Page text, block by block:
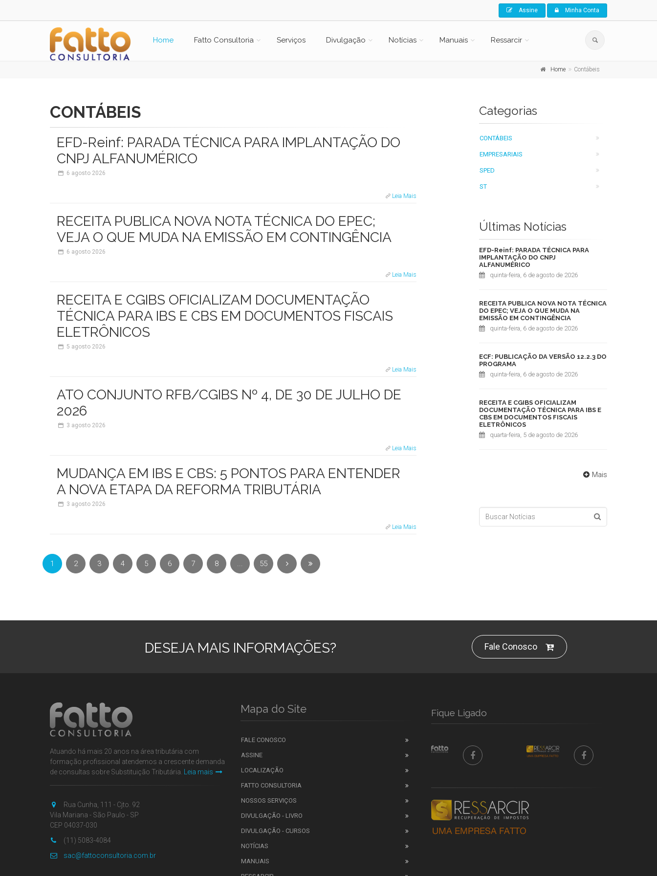
Assine Minha Conta
Home Fatto Consultoria Serviços Divulgação Notícias Manuais Ressarcir
Home Contábeis
CONTÁBEIS
EFD-Reinf: PARADA TÉCNICA PARA IMPLANTAÇÃO DO
CNPJ ALFANUMÉRICO
6 agosto 2026
Leia Mais
RECEITA PUBLICA NOVA NOTA TÉCNICA DO EPEC;
VEJA O QUE MUDA NA EMISSÃO EM CONTINGÊNCIA
6 agosto 2026
Leia Mais
RECEITA E CGIBS OFICIALIZAM DOCUMENTAÇÃO
TÉCNICA PARA IBS E CBS EM DOCUMENTOS FISCAIS
ELETRÔNICOS
5 agosto 2026
Leia Mais
ATO CONJUNTO RFB/CGIBS Nº 4, DE 30 DE JULHO DE
2026
3 agosto 2026
Leia Mais
MUDANÇA EM IBS E CBS: 5 PONTOS PARA ENTENDER
A NOVA ETAPA DA REFORMA TRIBUTÁRIA
3 agosto 2026
Leia Mais
1 2 3 4 5 6 7 8 ... 55
Categorias
CONTÁBEIS
EMPRESARIAIS
SPED
ST
Últimas Notícias
EFD-Reinf: PARADA TÉCNICA PARA
IMPLANTAÇÃO DO CNPJ
ALFANUMÉRICO
quinta-feira, 6 de agosto de 2026
RECEITA PUBLICA NOVA NOTA TÉCNICA
DO EPEC; VEJA O QUE MUDA NA
EMISSÃO EM CONTINGÊNCIA
quinta-feira, 6 de agosto de 2026
ECF: PUBLICAÇÃO DA VERSÃO 12.2.3 DO
PROGRAMA
quinta-feira, 6 de agosto de 2026
RECEITA E CGIBS OFICIALIZAM
DOCUMENTAÇÃO TÉCNICA PARA IBS E
CBS EM DOCUMENTOS FISCAIS
ELETRÔNICOS
quarta-feira, 5 de agosto de 2026
Mais
DESEJA MAIS INFORMAÇÕES? Fale Conosco
Atuando há mais 20 anos na área tributária com
formação profissional atendemos a crescente demanda
de consultas sobre Substituição Tributária. Leia mais
Rua Cunha, 111 - Cjto. 92
Vila Mariana - São Paulo - SP
CEP 04037-030
(11) 5083-4084
sac@fattoconsultoria.com.br
Mapa do Site
FALE CONOSCO
ASSINE
LOCALIZAÇÃO
FATTO CONSULTORIA
NOSSOS SERVIÇOS
DIVULGAÇÃO - LIVRO
DIVULGAÇÃO - CURSOS
NOTÍCIAS
MANUAIS
Fique Ligado